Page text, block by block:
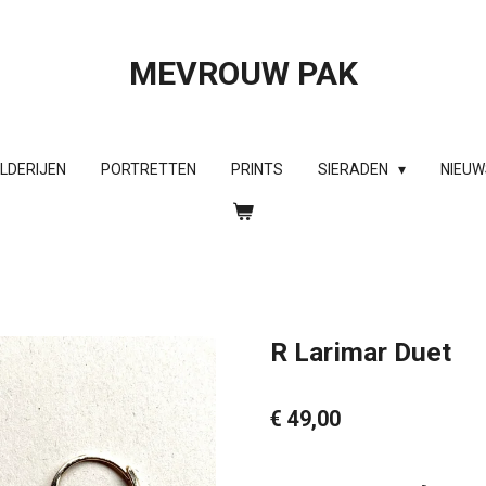
MEVROUW PAK
PORTRETTEN PRINTS SIERADEN
R Larimar Duet
€ 49,00